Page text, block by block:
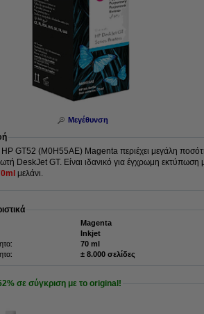
Μεγέθυνση
HP GT52 (M0H55AE) Magenta περιέχει μεγάλη
DeskJet GT. Είναι ιδανικό για έγχρωμη εκτύπωση
μελάνι.
Magenta
Inkjet
70 ml
± 8.000 σελίδες
σε σύγκριση με το original!